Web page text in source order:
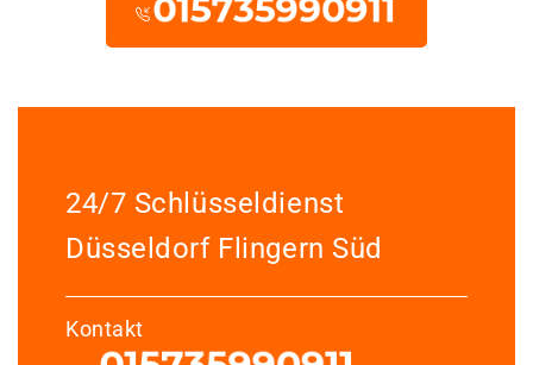
24/7 Schlüsseldienst
Düsseldorf Flingern Süd
Kontakt